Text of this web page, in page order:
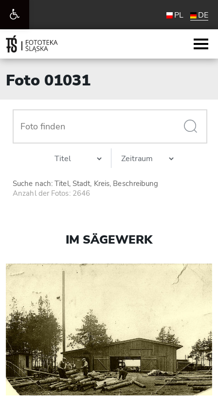
Werkzeugleiste
öffnen
PL DE
Foto 01031
Suche nach: Titel, Stadt, Kreis, Beschreibung
Anzahl der Fotos: 2646
IM SÄGEWERK